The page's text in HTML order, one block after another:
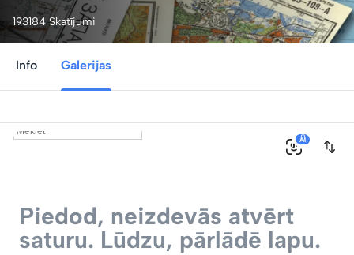
193184 Skatījumi
Info Galerijas
0
AI
Piedod, neizdevās atvērt
saturu. Lūdzu, pārlādē lapu.